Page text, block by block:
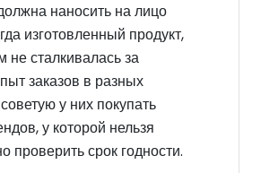
наносить на лицо
изготовленный продукт,
не сталкивалась за
заказов в разных
у них покупать
у которой нельзя
проверить срок годности.